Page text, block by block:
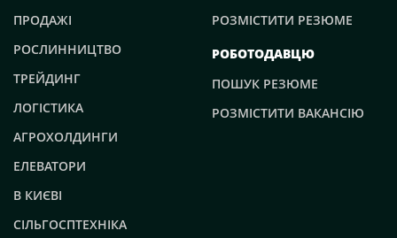
ПРОДАЖІ
РОСЛИННИЦТВО
ТРЕЙДИНГ
ЛОГІСТИКА
АГРОХОЛДИНГИ
ЕЛЕВАТОРИ
В КИЄВІ
СІЛЬГОСПТЕХНІКА
РОЗМІСТИТИ РЕЗЮМЕ
РОБОТОДАВЦЮ
ПОШУК РЕЗЮМЕ
РОЗМІСТИТИ ВАКАНСІЮ